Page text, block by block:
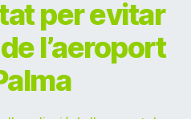
per evitar
l’aeroport